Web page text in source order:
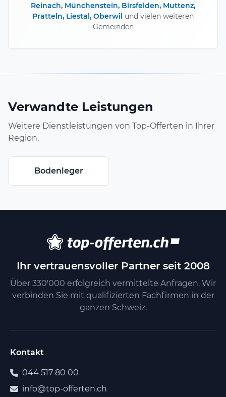
Reinach, Münchenstein, Birsfelden, Muttenz,
Pratteln, Liestal, Oberwil und vielen weiteren
Gemeinden
Verwandte Leistungen
Weitere Dienstleistungen von Top-Offerten in Ihrer
Region.
Bodenleger
Ihr vertrauensvoller Partner seit 2008
Über 330'000 erfolgreich vermittelte Anfragen. Wir
verbinden Sie mit qualifizierten Fachfirmen in der
ganzen Schweiz.
Kontakt
044 517 80 00
info@top-offerten.ch